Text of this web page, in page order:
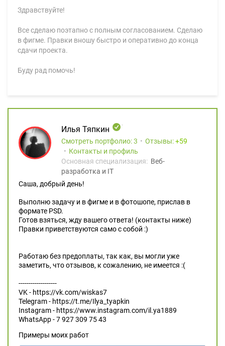
Здравствуйте!
Все сделаю поэтапно с полным согласованием. Сделаю
в фигме. Правки вношу быстро и оперативно до конца
сдачи проекта.
Буду рад помочь!
Илья Тяпкин
Смотреть портфолио: 3 Отзывы:
59
Контакты и профиль
Основная специализация: Веб-
разработка и IT
Саша, добрый день!
Выполню задачу и в фигме и в фотошопе, прислав в
формате PSD.
Готов взяться, жду вашего ответа! (контакты ниже)
Правки приветствуются само с собой :)
Работаю без предоплаты, так как, вы могли уже
заметить, что отзывов, к сожалению, не имеется :(
-------------------
VK - https://vk.com/wiskas7
Telegram - https://t.me/Ilya_tyapkin
Instagram - https://www.instagram.com/il.ya1889
WhatsApp - 7 927 309 75 43
Примеры моих работ